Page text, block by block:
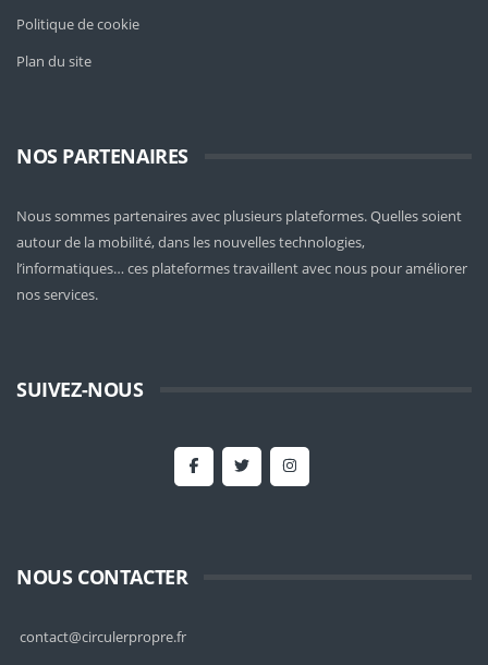
Politique de cookie
Plan du site
NOS PARTENAIRES
Nous sommes partenaires avec plusieurs plateformes. Quelles soient
autour de la mobilité, dans les nouvelles technologies,
l’informatiques… ces plateformes travaillent avec nous pour améliorer
nos services.
SUIVEZ-NOUS
NOUS CONTACTER
contact@circulerpropre.fr